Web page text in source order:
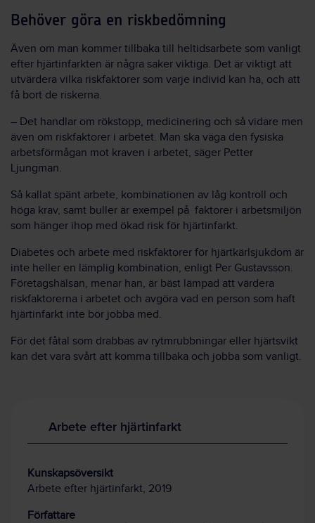
Behöver göra en riskbedömning
Även om man kommer tillbaka till heltidsarbete som vanligt
efter hjärtinfarkten är några saker viktiga. Det är viktigt att
utvärdera vilka riskfaktorer som varje individ kan ha, och att
få bort de riskerna.
– Det handlar om rökstopp, medicinering och så vidare men
även om riskfaktorer i arbetet. Man ska väga den fysiska
arbetsförmågan mot kraven i arbetet, säger Petter
Ljungman.
Så kallat spänt arbete, kombinationen av låg kontroll och
höga krav, samt buller är exempel på faktorer i arbetsmiljön
som hänger ihop med ökad risk för hjärtinfarkt.
Diabetes och arbete med riskfaktorer för hjärtkärlsjukdom är
inte heller en lämplig kombination, enligt Per Gustavsson.
Företagshälsan, menar han, är bäst lämpad att värdera
riskfaktorerna i arbetet och avgöra vad en person som haft
hjärtinfarkt inte bör jobba med.
För det fåtal som drabbas av rytmrubbningar eller hjärtsvikt
kan det vara svårt att komma tillbaka och jobba som vanligt.
Arbete efter hjärtinfarkt
Kunskapsöversikt
Arbete efter hjärtinfarkt, 2019
Författare